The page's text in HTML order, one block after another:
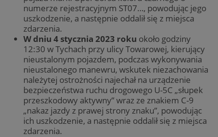
numerze rejestracyjnym ST07…, powodując jego
uszkodzenie, a następnie oddalił się z miejsca
zdarzenia.
W dniu 4 stycznia 2023 roku około godziny
12:30 w Tychach przy ulicy Towarowej, kierujący
nieustalonym pojazdem, podczas wykonywania
nieustalonego manewru, wskutek niezachowania
należytej ostrożności najechał na urządzenie
bezpieczeństwa ruchu drogowego U-5C „słupek
przeszkodowy aktywny” wraz ze znakiem C-9
„nakaz jazdy z prawej strony znaku”, powodując
ich uszkodzenie, a następnie oddalił się z miejsca
zdarzenia.